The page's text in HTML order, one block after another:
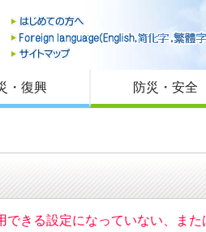
・復興 防災・安全
できる設定になっていない、ま